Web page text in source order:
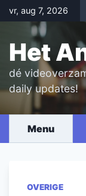
Skip
to
content
vr, aug 7, 2026
Het
dé
daily updates!
Menu
OVERIGE